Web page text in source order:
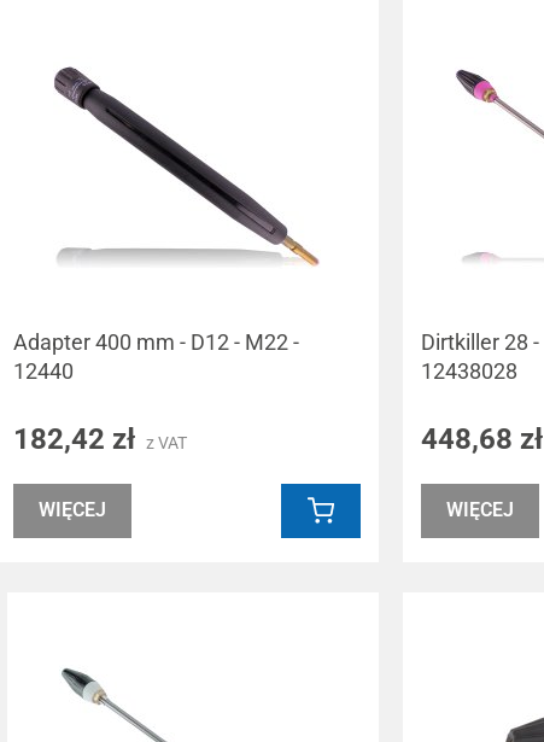
Adapter 400 mm - D12 - M22 -
12440
182,42 zł z VAT
WIĘCEJ
Dirtkiller 28
12438028
448,68 zł
WIĘCEJ